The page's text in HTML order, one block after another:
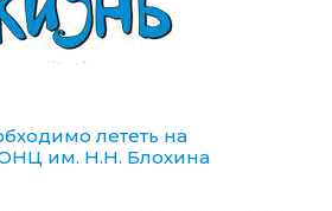
лететь на
им. Н.Н. Блохина